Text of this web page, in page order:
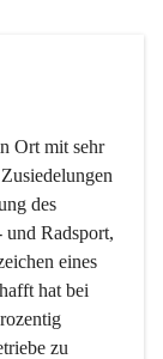
Ort mit sehr
des
und Radsport,
eines
hat bei
zu